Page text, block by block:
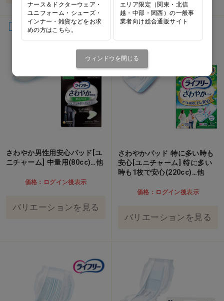
男性用
さわやか男性用安心パッド[ユ
ニチャーム] 中量用(80cc)…他
価格：ログイン後表示
バリエーションを見る
女性用
さわやかパッド 特に多い時も
安心[ユニチャーム] 特に多い
時も1枚で安心(220cc)…他
価格：ログイン後表示
バリエーションを見る
ナース＆ドクターウェア・
ユニフォーム・シューズ・
インナー・雑貨などをお求
めの方はこちら。
エリア限定（関東・北信
越・中部・関西）の一般事
業者向け総合通販サイト
ウィンドウを閉じる